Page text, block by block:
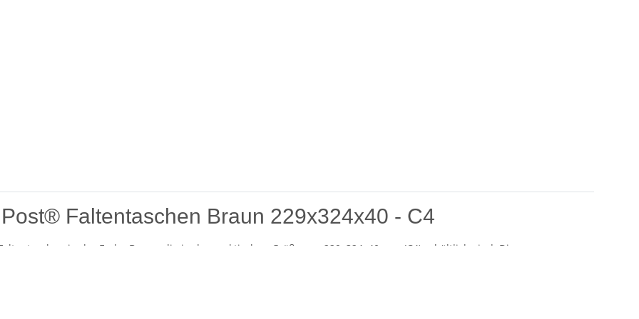
Faltentaschen Braun 229x324x40 - C4
in der Farbe Braun, die in der praktischen Größe von 229x324x40 mm (C4) erhältlich sind. Diese
zuverlässigen Versand Ihrer Dokumente, Broschüren und kleineren Gegenstände. Mit einem benutzerfreundlichen
unbeschadet und professionell beim Empfänger ankommen.